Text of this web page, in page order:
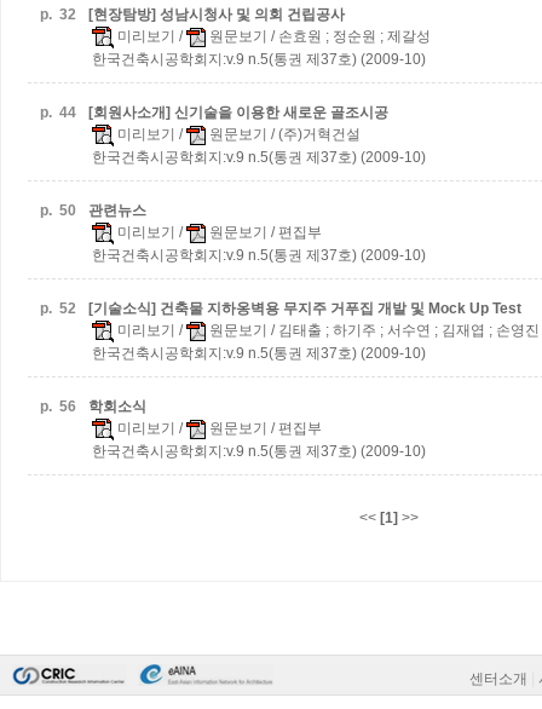
p. 32
[현장탐방] 성남시청사 및 의회 건립공사
미리보기 / 원문보기 / 손효원 ; 정순원 ; 제갈성
한국건축시공학회지:v.9 n.5(통권 제37호) (2009-10)
p. 44
[회원사소개] 신기술을 이용한 새로운 골조시공
미리보기 / 원문보기 / (주)거혁건설
한국건축시공학회지:v.9 n.5(통권 제37호) (2009-10)
p. 50
관련뉴스
미리보기 / 원문보기 / 편집부
한국건축시공학회지:v.9 n.5(통권 제37호) (2009-10)
p. 52
[기술소식] 건축물 지하옹벽용 무지주 거푸집 개발 및 Mock Up Test
미리보기 / 원문보기 / 김태출 ; 하기주 ; 서수연 ; 김재엽 ; 손영
한국건축시공학회지:v.9 n.5(통권 제37호) (2009-10)
p. 56
학회소식
미리보기 / 원문보기 / 편집부
한국건축시공학회지:v.9 n.5(통권 제37호) (2009-10)
<< [1] >>
센터소개